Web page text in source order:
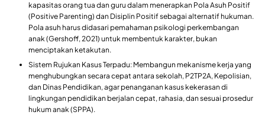
kapasitas orang tua dan guru dalam menerapkan Pola Asuh Positif
(Positive Parenting) dan Disiplin Positif sebagai alternatif hukuman.
Pola asuh harus didasari pemahaman psikologi perkembangan
anak (Gershoff, 2021) untuk membentuk karakter, bukan
menciptakan ketakutan.
Sistem Rujukan Kasus Terpadu: Membangun mekanisme kerja yang
menghubungkan secara cepat antara sekolah, P2TP2A, Kepolisian,
dan Dinas Pendidikan, agar penanganan kasus kekerasan di
lingkungan pendidikan berjalan cepat, rahasia, dan sesuai prosedur
hukum anak (SPPA).